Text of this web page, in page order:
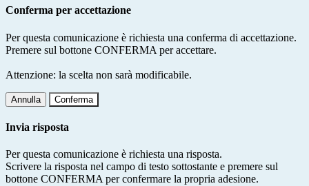
Conferma per accettazione
Per questa comunicazione è richiesta una conferma di accettazione.
Premere sul bottone CONFERMA per accettare.
Attenzione: la scelta non sarà modificabile.
Annulla Conferma
Invia risposta
Per questa comunicazione è richiesta una risposta.
Scrivere la risposta nel campo di testo sottostante e premere sul
bottone CONFERMA per confermare la propria adesione.